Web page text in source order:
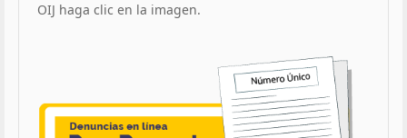
OIJ haga clic en la imagen.